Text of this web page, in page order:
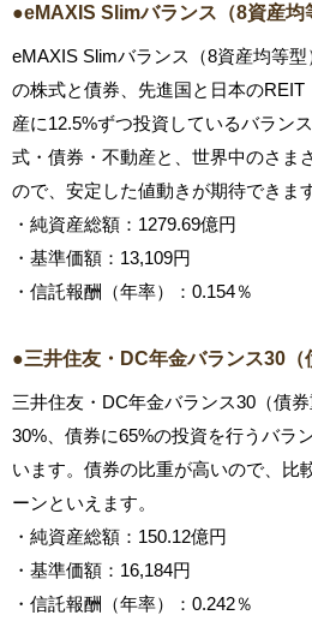
●eMAXIS Slimバランス（8資産均
eMAXIS Slimバランス（8資産均等
の株式と債券、先進国と日本の
産に12.5%ずつ投資しているバラン
式・債券・不動産と、世界中のさま
ので、安定した値動きが期待できます
・純資産総額：1279.69億円
・基準価額：13,109円
・信託報酬（年率）：0.154％
●三井住友・DC年金バランス30（
三井住友・DC年金バランス30（債
30%、債券に65%の投資を行うバラ
います。債券の比重が高いので、比
ーンといえます。
・純資産総額：150.12億円
・基準価額：16,184円
・信託報酬（年率）：0.242％